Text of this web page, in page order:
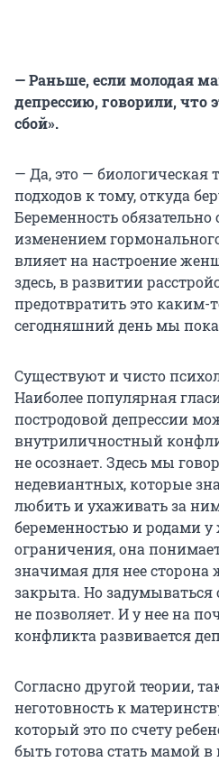
— Раньше, если молодая
депрессию, говорили, что
сбой».
— Да, это — биологическая
подходов к тому, откуда
Беременность обязательно
изменением
влияет на настроение
здесь, в развитии
предотвратить это каким-
сегодняшний день мы
Существуют и чисто
Наиболее популярная
постродовой депрессии
внутриличностный
не осознает. Здесь мы
недевиантных, которые
любить и ухаживать за
беременностью и родами
ограничения, она
значимая для нее сторона
закрыта. Но
не позволяет. И у нее на
конфликта развивается
Согласно другой теории,
неготовность к
который это по счету
быть готова стать мамой